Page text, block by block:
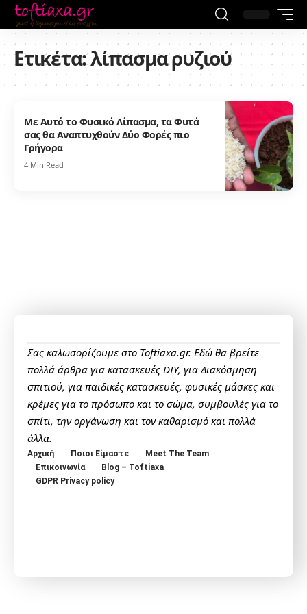
Ετικέτα:λίπασμα ρυζιού
Με Αυτό το Φυσικό Λίπασμα, τα Φυτά
σας θα Αναπτυχθούν Δύο Φορές πιο
Γρήγορα
4 Min Read
Σας καλωσορίζουμε στο Toftiaxa.gr. Εδώ θα βρείτε
πολλά άρθρα για κατασκευές DIY, για Διακόσμηση
σπιτιού, για παιδικές κατασκευές, φυσικές μάσκες και
κρέμες για το πρόσωπο και το σώμα, συμβουλές για το
σπίτι, την οργάνωση και τον καθαρισμό και πολλά
άλλα.
Αρχική Ποιοι Είμαστε
Meet The Team
Επικοινωνία
Blog – Toftiaxa
GDPR Privacy policy